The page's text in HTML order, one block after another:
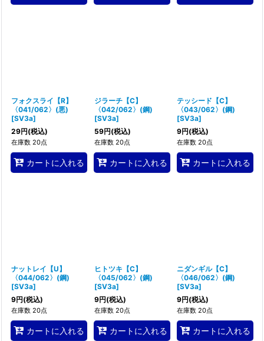
フォクスライ【R】
〈041/062〉(悪)
[SV3a]
29円(税込)
在庫数 20点
カートに入れる
ジラーチ【C】
〈042/062〉(鋼)
[SV3a]
59円(税込)
在庫数 20点
カートに入れる
テッシード【C】
〈043/062〉(鋼)
[SV3a]
9円(税込)
在庫数 20点
カートに入れる
ナットレイ【U】
〈044/062〉(鋼)
[SV3a]
9円(税込)
在庫数 20点
カートに入れる
ヒトツキ【C】
〈045/062〉(鋼)
[SV3a]
9円(税込)
在庫数 20点
カートに入れる
ニダンギル【C】
〈046/062〉(鋼)
[SV3a]
9円(税込)
在庫数 20点
カートに入れる